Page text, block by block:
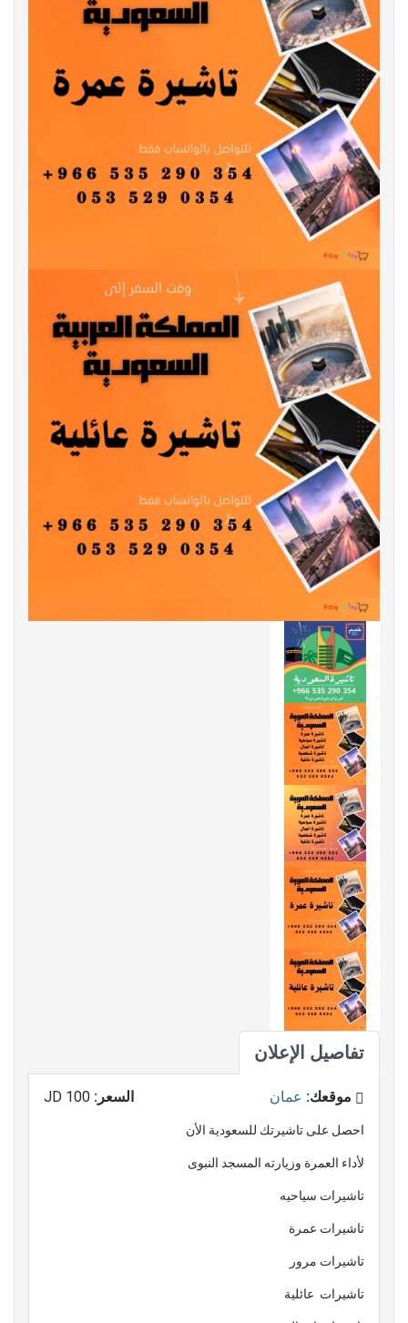
تفاصيل الإعلان
موقعك:عمان السعر: 100 JD
احصل على تاشيرتك للسعودية الأن
لأداء العمرة وزيارته المسجد النبوى
تاشيرات سياحيه
تاشيرات عمرة
تاشيرات مرور
تاشيرات عائلية